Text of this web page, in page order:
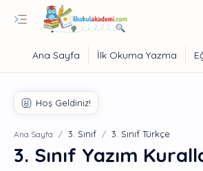
Ana Sayfa 3. Sınıf 3. Sınıf Türkçe
3. Sınıf Yazım